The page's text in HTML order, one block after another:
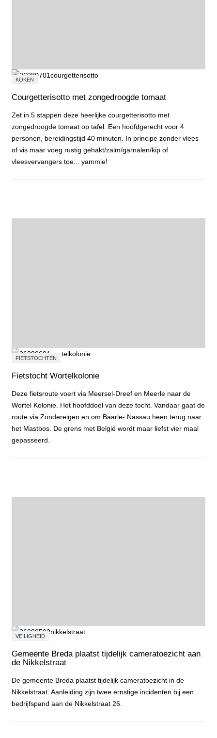
KOKEN
Courgetterisotto met zongedroogde tomaat
Zet in 5 stappen deze heerlijke courgetterisotto met
zongedroogde tomaat op tafel. Een hoofdgerecht voor 4
personen, bereidingstijd 40 minuten. In principe zonder vlees
of vis maar voeg rustig gehakt/zalm/garnalen/kip of
vleesvervangers toe... yammie!
FIETSTOCHTEN
Fietstocht Wortelkolonie
Deze fietsroute voert via Meersel-Dreef en Meerle naar de
Wortel Kolonie. Het hoofddoel van deze tocht. Vandaar gaat de
route via Zondereigen en om Baarle- Nassau heen terug naar
het Mastbos. De grens met België wordt maar liefst vier maal
gepasseerd.
VEILIGHEID
Gemeente Breda plaatst tijdelijk cameratoezicht aan
de Nikkelstraat
De gemeente Breda plaatst tijdelijk cameratoezicht in de
Nikkelstraat. Aanleiding zijn twee ernstige incidenten bij een
bedrijfspand aan de Nikkelstraat 26.